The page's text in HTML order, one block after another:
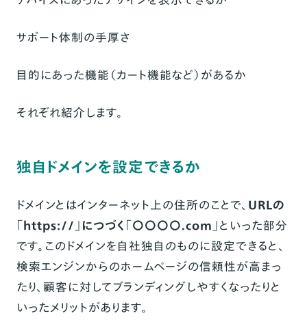
サポート体制の手厚さ
目的にあった機能（カート機能など）があるか
それぞれ紹介します。
独自ドメインを設定できるか
ドメインとはインターネット上の住所のことで、 URLの
「https://」につづく「〇〇〇〇.com」といった部分
です。このドメインを自社独自のものに設定できると、
検索エンジンからのホームページの信頼性が高まっ
たり、顧客に対してブランディングしやすくなったりと
いったメリットがあります。